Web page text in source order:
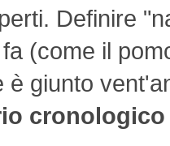
Definire
(come il
è giunto
cronologico